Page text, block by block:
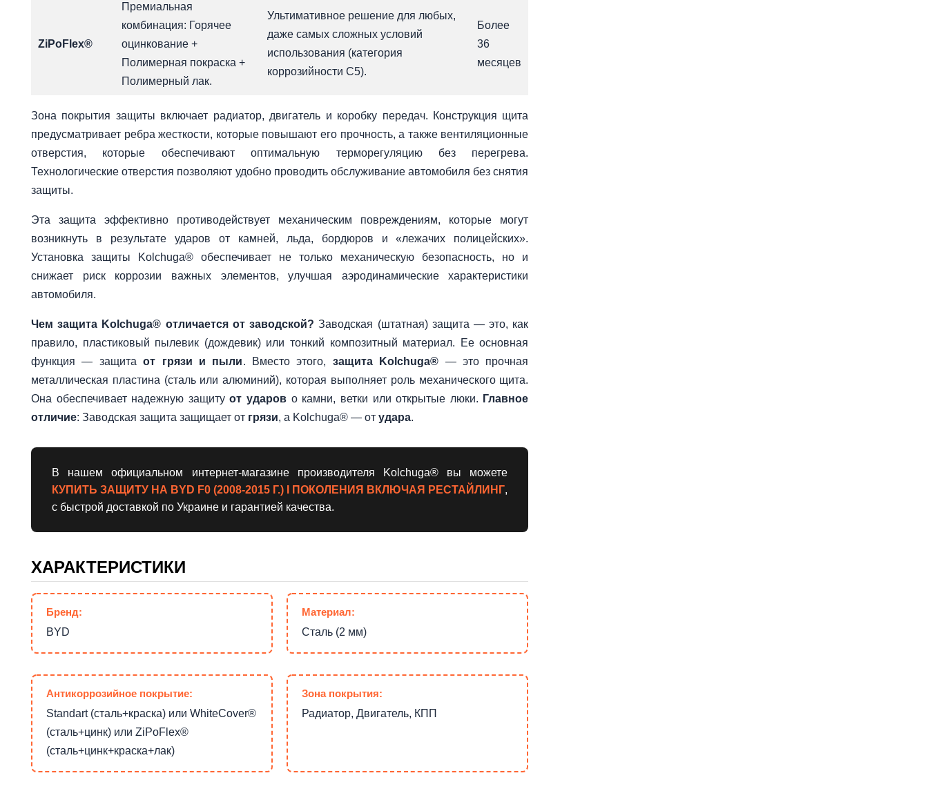
ZiPoFlex®
Премиальная
комбинация: Горячее
оцинкование +
Полимерная покраска +
Полимерный лак.
Ультимативное решение для любых,
даже самых сложных условий
использования (категория
коррозийности C5).
Более
36
месяцев
Зона покрытия защиты включает радиатор, двигатель и коробку передач. Конструкция щита
предусматривает ребра жесткости, которые повышают его прочность, а также вентиляционные
отверстия, которые обеспечивают оптимальную терморегуляцию без перегрева.
Технологические отверстия позволяют удобно проводить обслуживание автомобиля без снятия
защиты.
Эта защита эффективно противодействует механическим повреждениям, которые могут
возникнуть в результате ударов от камней, льда, бордюров и «лежачих полицейских».
Установка защиты Kolchuga® обеспечивает не только механическую безопасность, но и
снижает риск коррозии важных элементов, улучшая аэродинамические характеристики
автомобиля.
Чем защита Kolchuga® отличается от заводской? Заводская (штатная) защита — это, как
правило, пластиковый пылевик (дождевик) или тонкий композитный материал. Ее основная
функция — защитаот грязи и пыли. Вместо этого, защита Kolchuga® — это прочная
металлическая пластина (сталь или алюминий), которая выполняет роль механического щита.
Она обеспечивает надежную защитуот ударов о камни, ветки или открытые люки. Главное
отличие: Заводская защита защищает от грязи, а Kolchuga® — от удара.
В нашем официальном интернет-магазине производителя Kolchuga® вы можете
КУПИТЬ ЗАЩИТУ НА BYD F0 (2008-2015 Г.) I ПОКОЛЕНИЯ ВКЛЮЧАЯ РЕСТАЙЛИНГ,
с быстрой доставкой по Украине и гарантией качества.
ХАРАКТЕРИСТИКИ
Бренд:
BYD
Материал:
Сталь (2 мм)
Антикоррозийное покрытие:
Standart (сталь+краска) или WhiteCover®
(сталь+цинк) или ZiPoFlex®
(сталь+цинк+краска+лак)
Зона покрытия:
Радиатор, Двигатель, КПП